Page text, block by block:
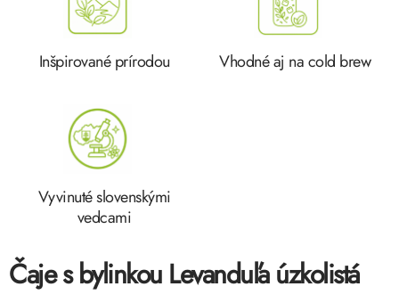
Inšpirované prírodou Vhodné aj na cold brew
Vyvinuté slovenskými
vedcami
Čaje s bylinkou Levanduľa úzkolistá